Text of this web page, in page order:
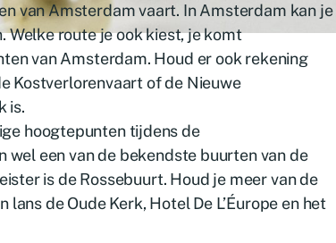
van Amsterdam vaart. In Amsterdam kan je
Welke route je ook kiest, je komt
van Amsterdam. Houd er ook rekening
Kostverlorenvaart of de Nieuwe
is.
hoogtepunten tijdens de
een van de bekendste buurten van de
is de Rossebuurt. Houd je meer van de
de Oude Kerk, Hotel De L’Éurope en het